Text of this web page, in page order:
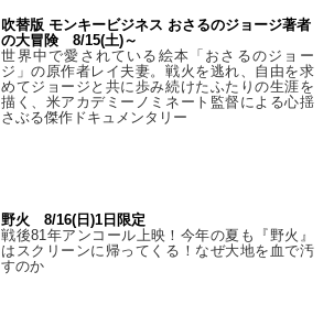
吹替版 モンキービジネス おさるのジョージ著者
の大冒険 8/15(土)～
世界中で愛されている絵本「おさるのジョー
ジ」の原作者レイ夫妻。戦火を逃れ、自由を求
めてジョージと共に歩み続けたふたりの生涯を
描く、米アカデミーノミネート監督による心揺
さぶる傑作ドキュメンタリー
野火 8/16(日)1日限定
戦後81年アンコール上映！今年の夏も『野火』
はスクリーンに帰ってくる！なぜ大地を血で汚
すのか